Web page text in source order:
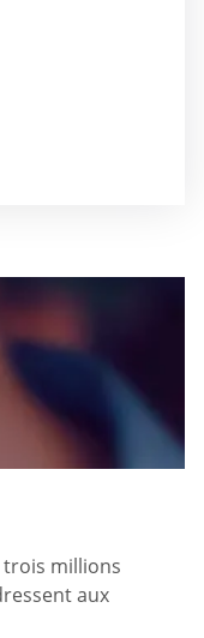
trois millions
aux